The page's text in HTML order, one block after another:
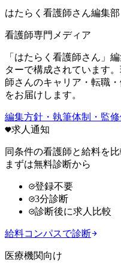
はたらく看護師さん編集部
看護師専門メディア
「はたらく看護師さん」
ターで構成されています
師さんのキャリア・転職
をお届けします。
編集方針・執筆体制・監
求人通知
同条件の看護師と給料を
まずは無料診断から
登録不要
3分診断
診断後に求人比較
給料コンパスで診断
医療機関向け